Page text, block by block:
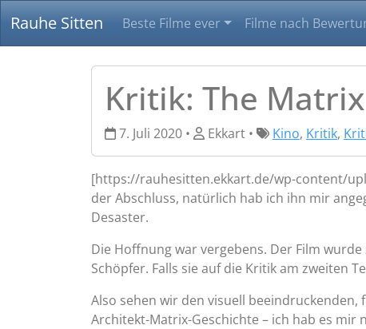
Rauhe Sitten Beste Filme ever Filme nach
Kritik: The
7. Juli 2020 • Ekkart • Kino, Kritik,
[https://rauhesitten.ekkart.de/wp-content/
der Abschluss, natürlich hab ich ihn mir
Desaster.
Die Hoffnung war vergebens. Der Film
Schöpfer. Falls sie auf die Kritik am zweiten
Also sehen wir den visuell
Architekt-Matrix-Geschichte – ich hab es